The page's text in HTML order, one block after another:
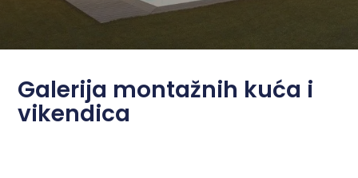
Galerija montažnih kuća i
vikendica